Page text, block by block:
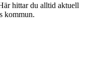
hittar du alltid aktuell
kommun.